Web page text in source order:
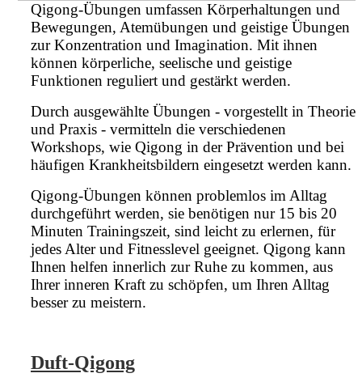
Qigong-Übungen umfassen Körperhaltungen und
Bewegungen, Atemübungen und geistige Übungen
zur Konzentration und Imagination. Mit ihnen
können körperliche, seelische und geistige
Funktionen reguliert und gestärkt werden.
Durch ausgewählte Übungen - vorgestellt in Theorie
und Praxis - vermitteln die verschiedenen
Workshops, wie Qigong in der Prävention und bei
häufigen Krankheitsbildern eingesetzt werden kann.
Qigong-Übungen können problemlos im Alltag
durchgeführt werden, sie benötigen nur 15 bis 20
Minuten Trainingszeit, sind leicht zu erlernen, für
jedes Alter und Fitnesslevel geeignet. Qigong kann
Ihnen helfen innerlich zur Ruhe zu kommen, aus
Ihrer inneren Kraft zu schöpfen, um Ihren Alltag
besser zu meistern.
Duft-Qigong